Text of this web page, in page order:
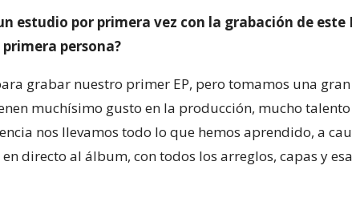
estudio por primera vez con la grabación de este
persona?
grabar nuestro primer EP, pero tomamos una gran
muchísimo gusto en la producción, mucho
nos llevamos todo lo que hemos aprendido, a
directo al álbum, con todos los arreglos, capas y